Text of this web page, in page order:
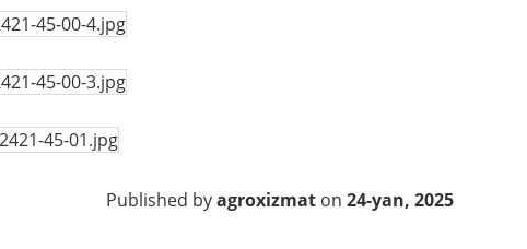
Published byagroxizmaton 24-yan, 2025